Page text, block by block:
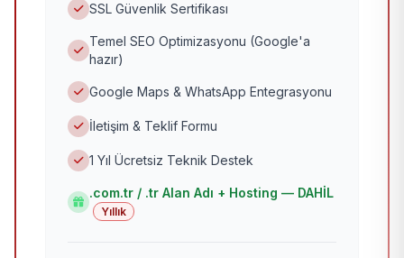
SSL Güvenlik Sertifikası
Temel SEO Optimizasyonu (Google'a
hazır)
Google Maps & WhatsApp Entegrasyonu
İletişim & Teklif Formu
1 Yıl Ücretsiz Teknik Destek
.com.tr / .tr Alan Adı + Hosting — DAHİL
Yıllık